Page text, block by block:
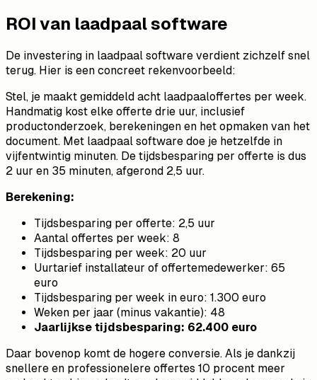
ROI van laadpaal software
De investering in laadpaal software verdient zichzelf snel
terug. Hier is een concreet rekenvoorbeeld:
Stel, je maakt gemiddeld acht laadpaaloffertes per week.
Handmatig kost elke offerte drie uur, inclusief
productonderzoek, berekeningen en het opmaken van het
document. Met laadpaal software doe je hetzelfde in
vijfentwintig minuten. De tijdsbesparing per offerte is dus
2 uur en 35 minuten, afgerond 2,5 uur.
Berekening:
Tijdsbesparing per offerte: 2,5 uur
Aantal offertes per week: 8
Tijdsbesparing per week: 20 uur
Uurtarief installateur of offertemedewerker: 65
euro
Tijdsbesparing per week in euro: 1.300 euro
Weken per jaar (minus vakantie): 48
Jaarlijkse tijdsbesparing: 62.400 euro
Daar bovenop komt de hogere conversie. Als je dankzij
snellere en professionelere offertes 10 procent meer